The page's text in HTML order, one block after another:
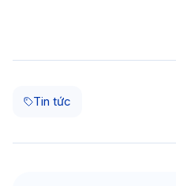
Tin tức